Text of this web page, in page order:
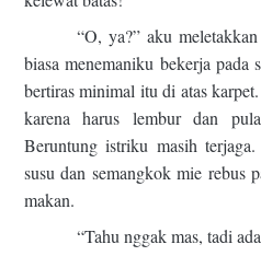
“O, ya?” aku
biasa menemaniku bekerja pada
bertiras minimal itu di atas
karena harus lembur dan
Beruntung istriku masih
susu dan semangkok mie rebus
makan.
“Tahu nggak mas, tadi